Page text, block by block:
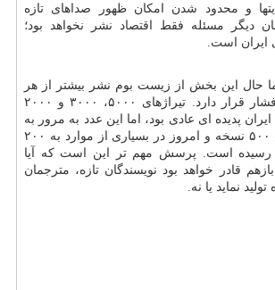
و محدود شدن امکان ظهور صداهای تازه
دیگر مسئله فقط اقتصاد نشر نخواهد بود؛
ایران است.
حال این بخش از زیست بوم نشر بیشتر از هر
زمان دیگری تحت فشار قرار دارد. تیراژهای ۵۰۰۰، ۳۰۰۰ و ۲۰۰۰
پدیده ای عادی بود، اما این عدد به مرور به
۱۰۰۰ نسخه، سپس ۵۰۰ نسخه و امروز در بسیاری از موارد به ۲۰۰
۱۵۰ نسخه رسیده است. پرسش مهم تر این است که آیا
بازهم قادر خواهد بود نویسندگان تازه، مترجمان
نماید یا نه.